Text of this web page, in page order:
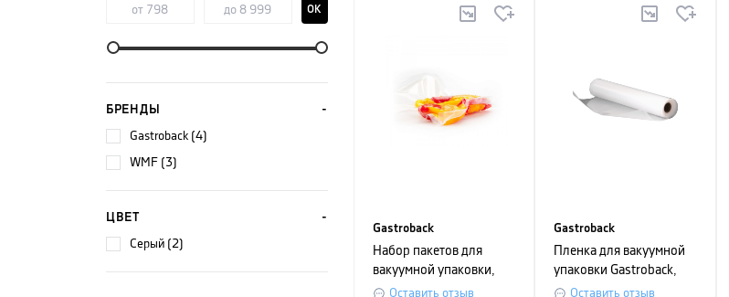
OK
БРЕНДЫ
Gastroback (4)
WMF (3)
ЦВЕТ
серый (2)
Gastroback
Набор пакетов для
вакуумной упаковки,
20х30 см, 50 шт
Оставить отзыв
Gastroback
Пленка для вакуумной
упаковки Gastroback,
ширина 20 см
Оставить отзыв